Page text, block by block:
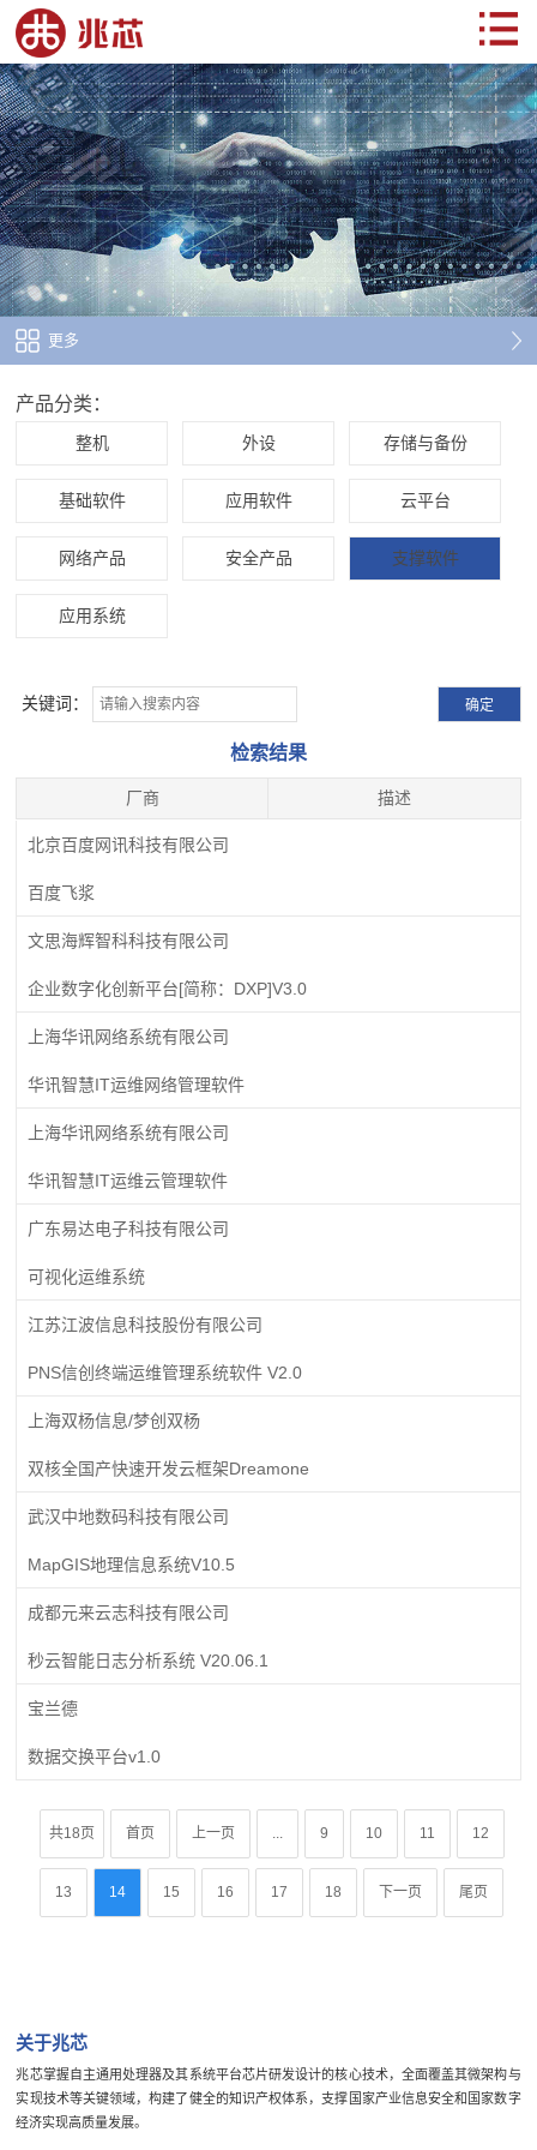
更多
检索结果
厂商 描述
产品分类：
整机 外设 存储与备份
基础软件 应用软件 云平台
网络产品 安全产品 支撑软件
应用系统
关键词：
北京百度网讯科技有限公司
百度飞浆
文思海辉智科科技有限公司
企业数字化创新平台[简称：DXP]V3.0
上海华讯网络系统有限公司
华讯智慧IT运维网络管理软件
上海华讯网络系统有限公司
华讯智慧IT运维云管理软件
广东易达电子科技有限公司
可视化运维系统
江苏江波信息科技股份有限公司
PNS信创终端运维管理系统软件 V2.0
上海双杨信息/梦创双杨
双核全国产快速开发云框架Dreamone
武汉中地数码科技有限公司
MapGIS地理信息系统V10.5
成都元来云志科技有限公司
秒云智能日志分析系统 V20.06.1
宝兰德
数据交换平台v1.0
共18页 首页 上一页 9 10 11 12
13 14 15 16 17 18 下一页 尾页
关于兆芯
兆芯掌握自主通用处理器及其系统平台芯片研发设计的核心技术，全面覆盖其微架构与
实现技术等关键领域，构建了健全的知识产权体系，支撑国家产业信息安全和国家数字
经济实现高质量发展。